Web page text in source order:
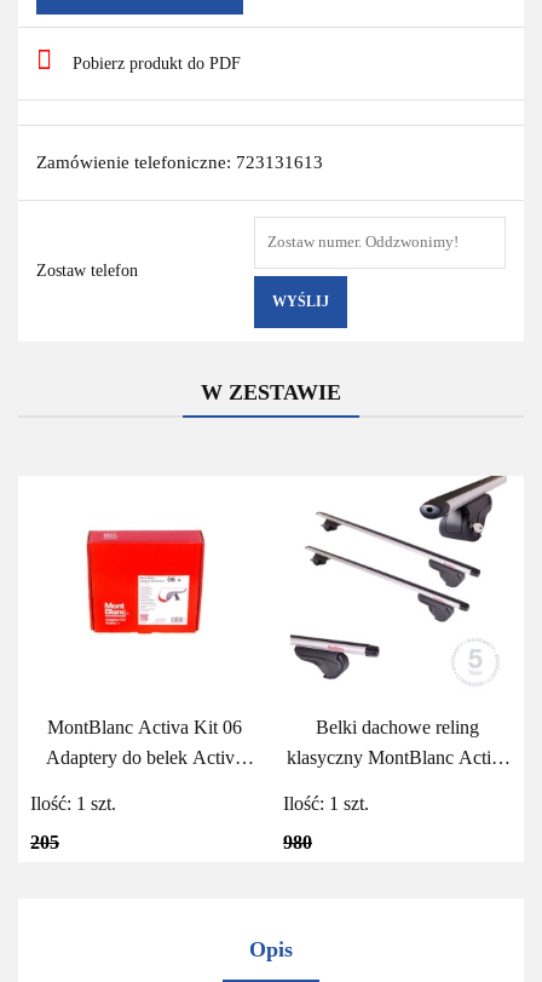
Pobierz produkt do PDF
Zamówienie telefoniczne: 723131613
Zostaw telefon
WYŚLIJ
W ZESTAWIE
MontBlanc Activa Kit 06
Adaptery do belek Activa
205
Ilość: 1 szt.
Belki dachowe reling
klasyczny MontBlanc Activa
980
Ilość: 1 szt.
Opis